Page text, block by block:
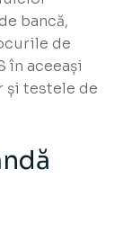
bancă,
de
în aceeași
și testele de